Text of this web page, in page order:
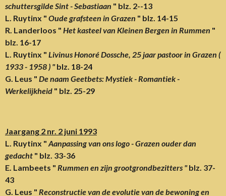
schuttersgilde Sint - Sebastiaan " blz. 2--13
L. Ruytinx " Oude grafsteen in Grazen " blz. 14-15
R. Landerloos " Het kasteel van Kleinen Bergen in Rummen "
blz. 16-17
L. Ruytinx " Livinus Honoré Dossche, 25 jaar pastoor in Grazen (
1933 - 1958 ) "blz. 18-24
G. Leus " De naam Geetbets: Mystiek - Romantiek -
Werkelijkheid " blz. 25-29
Jaargang 2 nr. 2 juni 1993
L. Ruytinx " Aanpassing van ons logo - Grazen ouder dan
gedacht " blz. 33-36
E. Lambeets " Rummen en zijn grootgrondbezitters "blz. 37-
43
G. Leus " Reconstructie van de evolutie van de bewoning en